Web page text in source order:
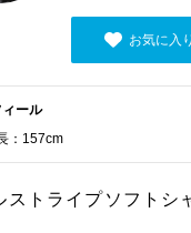
お気に入
ール
：157cm
ストライプソフトシ